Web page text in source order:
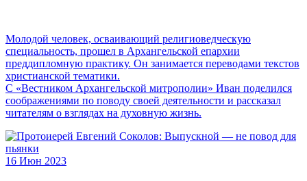
Молодой человек, осваивающий религиоведческую
специальность, прошел в Архангельской епархии
преддипломную практику. Он занимается переводами текстов
христианской тематики.
С «Вестником Архангельской митрополии» Иван поделился
соображениями по поводу своей деятельности и рассказал
читателям о взглядах на духовную жизнь.
16 Июн 2023